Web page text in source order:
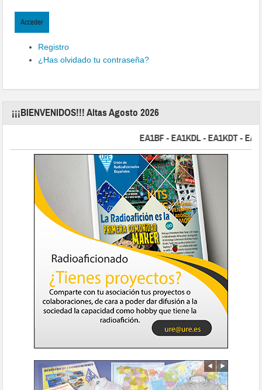
Acceder
Registro
¿Has olvidado tu contraseña?
¡¡¡BIENVENIDOS!!! Altas Agosto 2026
EA1BF - EA1KDL - EA1KDT -